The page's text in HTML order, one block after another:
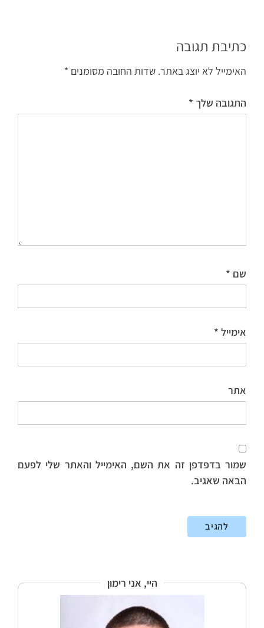
כתיבת תגובה
האימייל לא יוצג באתר.שדות החובה מסומנים*
התגובה שלך*
*
אימייל*
אתר
שמור בדפדפן זה את השם, האימייל והאתר שלי לפעם
הבאה שאגיב.
היי, אני רימון